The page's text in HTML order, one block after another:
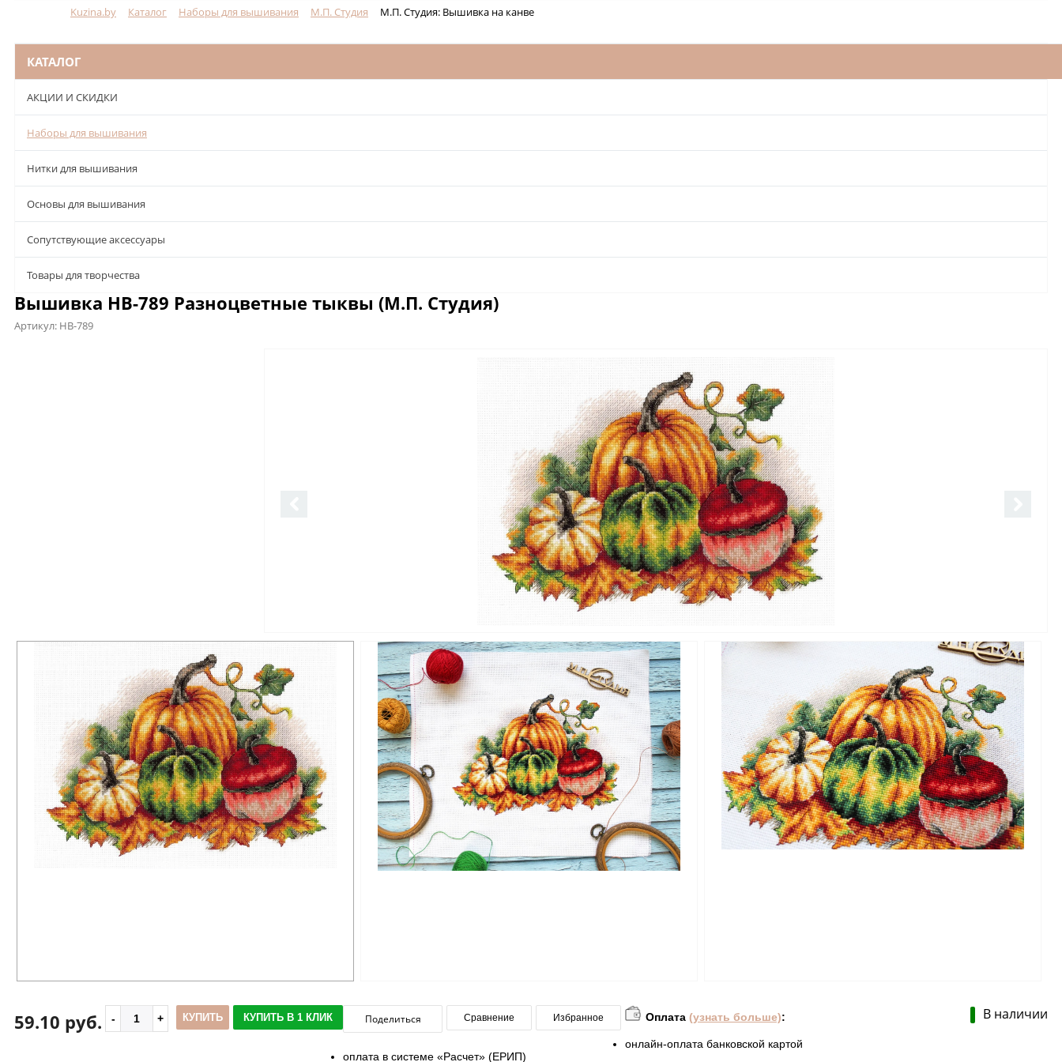
Kuzina.by Каталог Наборы для вышивания М.П. Студия М.П. Студия: Вышивка на канве
КАТАЛОГ
АКЦИИ И СКИДКИ
Наборы для вышивания
Нитки для вышивания
Основы для вышивания
Сопутствующие аксессуары
Товары для творчества
Вышивка НВ-789 Разноцветные тыквы (М.П. Студия)
Артикул: НВ-789
В наличии
59.10 руб. КУПИТЬ КУПИТЬ В 1 КЛИК Поделиться Сравнение Избранное Оплата (узнать больше):
онлайн-оплата банковской картой
оплата в системе «Расчет» (ЕРИП)